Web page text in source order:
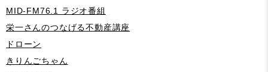
MID-FM76.1 ラジオ番組
栄一さんのつなげる不動産講座
ドローン
きりんごちゃん